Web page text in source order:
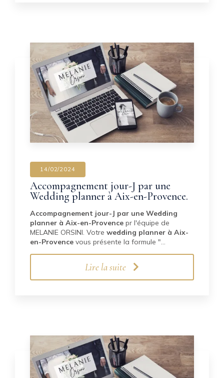
14/02/2024
Accompagnement jour-J par une
Wedding planner à Aix-en-Provence.
Accompagnement jour-J par une Wedding
planner à Aix-en-Provence pr l'équipe de
MELANIE ORSINI. Votre wedding planner à Aix-
en-Provence vous présente la formule "…
Lire la suite